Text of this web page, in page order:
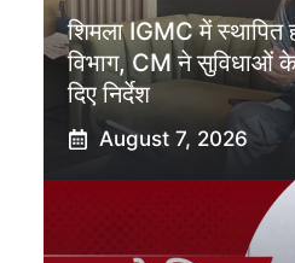
शिमला IGMC में स्थापित
विभाग, CM ने सुविधाओं
दिए निर्देश
August 7, 2026